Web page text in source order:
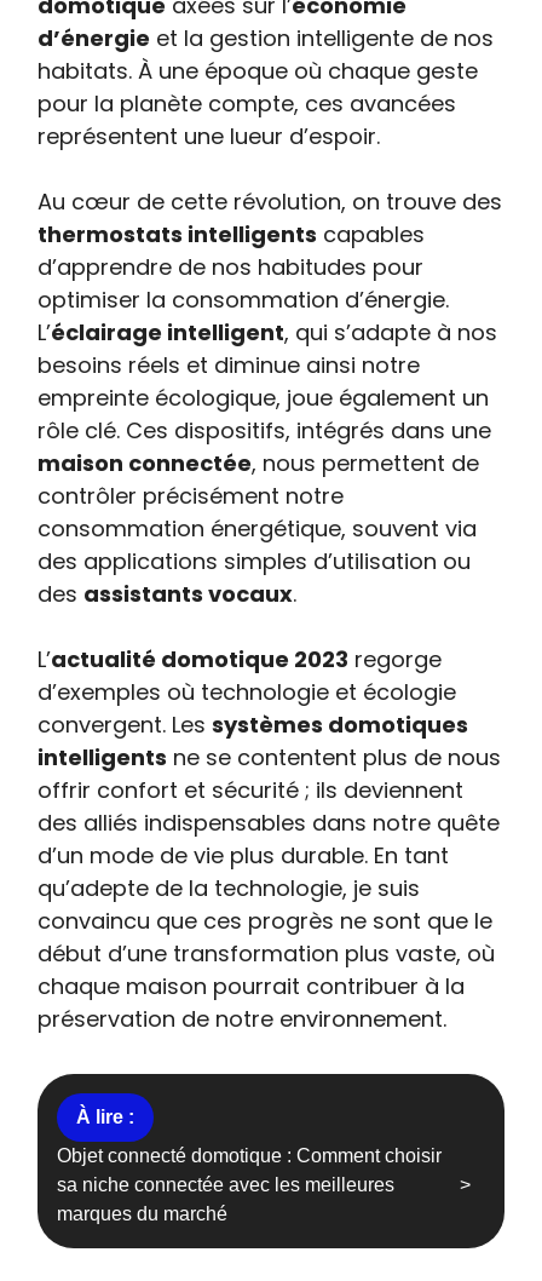
d’énergie et la gestion intelligente de nos
habitats. À une époque où chaque geste
pour la planète compte, ces avancées
représentent une lueur d’espoir.
Au cœur de cette révolution, on trouve des
thermostats intelligents capables
d’apprendre de nos habitudes pour
optimiser la consommation d’énergie.
L’éclairage intelligent, qui s’adapte à nos
besoins réels et diminue ainsi notre
empreinte écologique, joue également un
rôle clé. Ces dispositifs, intégrés dans une
maison connectée, nous permettent de
contrôler précisément notre
consommation énergétique, souvent via
des applications simples d’utilisation ou
des assistants vocaux.
L’actualité domotique 2023 regorge
d’exemples où technologie et écologie
convergent. Lessystèmes domotiques
intelligents ne se contentent plus de nous
offrir confort et sécurité ; ils deviennent
des alliés indispensables dans notre quête
d’un mode de vie plus durable. En tant
qu’adepte de la technologie, je suis
convaincu que ces progrès ne sont que le
début d’une transformation plus vaste, où
chaque maison pourrait contribuer à la
préservation de notre environnement.
Objet connecté domotique : Comment choisir
sa niche connectée avec les meilleures
marques du marché